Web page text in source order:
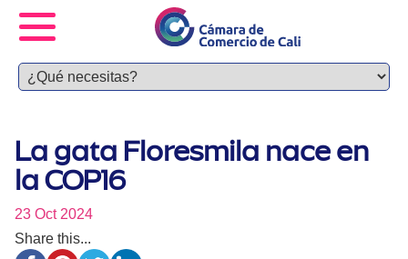
La gata Floresmila nace en
la COP16
23 Oct 2024
Share this...